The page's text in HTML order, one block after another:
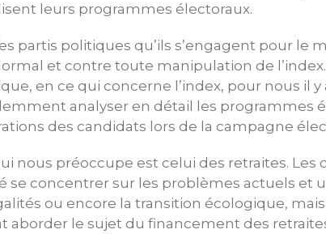
leurs programmes électoraux.
partis politiques qu’ils s’engagent pour le
et contre toute manipulation de
en ce qui concerne l’index, pour nous il y
analyser en détail les programmes
des candidats lors de la campagne
nous préoccupe est celui des retraites. Les
se concentrer sur les problèmes actuels et
ou encore la transition écologique,
aborder le sujet du financement des